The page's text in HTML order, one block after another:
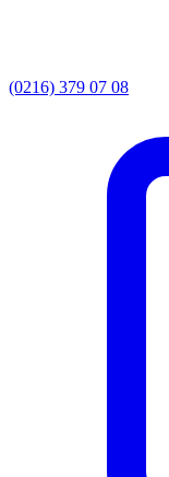
(0216) 379 07 08